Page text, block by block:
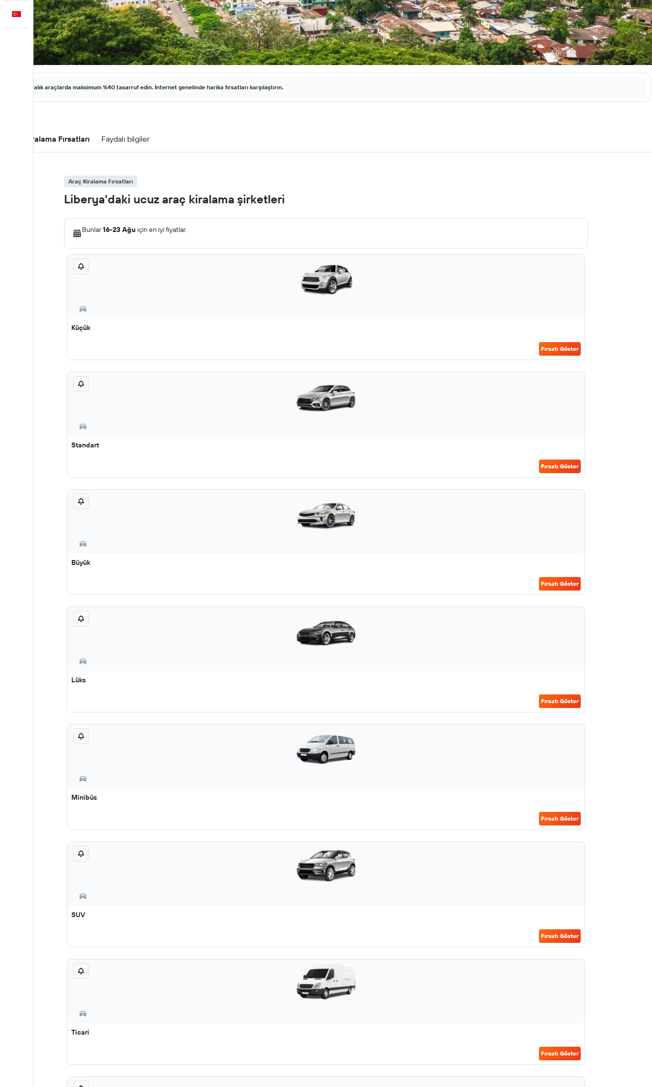
Türkçe
Kiralık araçlarda maksimum %40 tasarruf edin. İnternet genelinde harika fırsatları karşılaştırın.
Araç Kiralama Fırsatları Faydalı bilgiler
Araç Kiralama Fırsatları
Liberya'daki ucuz araç kiralama şirketleri
Bunlar16-23 Ağu için en iyi fiyatlar.
Küçük
Fırsatı Göster
Standart
Fırsatı Göster
Büyük
Fırsatı Göster
Lüks
Fırsatı Göster
Minibüs
Fırsatı Göster
SUV
Fırsatı Göster
Ticari
Fırsatı Göster